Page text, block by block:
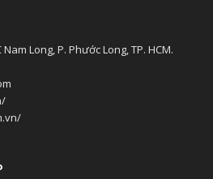
Long, P. Phước Long, TP. HCM.